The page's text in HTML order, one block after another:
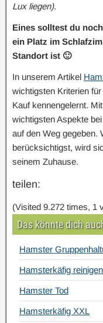
Lux liegen).
Eines solltest du
ein Platz im
Standort ist 🙂
In unserem Artikel
wichtigsten Kriterien
Kauf kennengelernt.
wichtigsten Aspekte
auf den Weg gegeben.
berücksichtigst, wird
seinem Zuhause.
teilen:
(Visited 9.272 times, 1
Das könnte dich
Hamster
Hamsterkäfig reinigen
Hamster Tod
Hamsterkäfig XXL